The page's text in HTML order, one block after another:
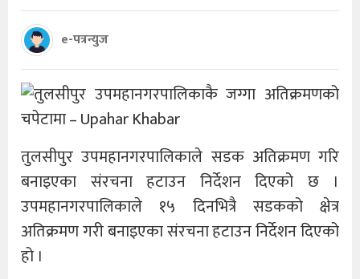
e-पत्रन्युज
तुलसीपुर उपमहानगरपालिकाले सडक अतिक्रमण गरि
बनाइएका संरचना हटाउन निर्देशन दिएको छ ।
उपमहानगरपालिकाले १५ दिनभित्रै सडकको क्षेत्र
अतिक्रमण गरी बनाइएका संरचना हटाउन निर्देशन दिएको
हो ।